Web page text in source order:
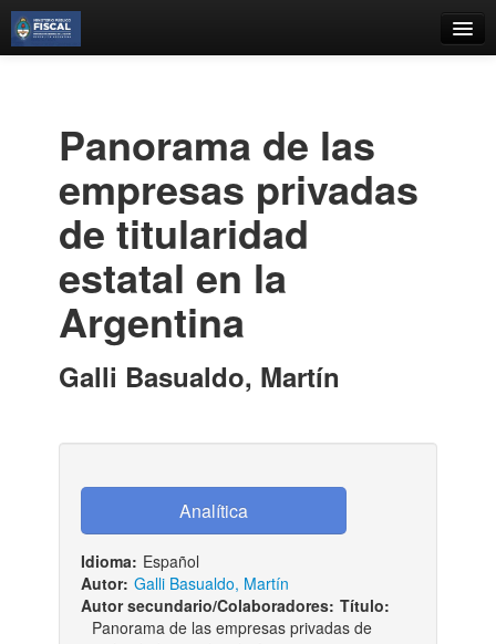
Estantes Virtuales
Contacto
Iniciar sesión
Panorama de las
empresas privadas
de titularidad
estatal en la
Argentina
Galli Basualdo, Martín
Idioma: Español
Autor: Galli Basualdo, Martín
Autor secundario/Colaboradores: Título:
Panorama de las empresas privadas de